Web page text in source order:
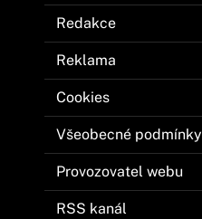
Redakce
Reklama
Cookies
Všeobecné podmínky
Provozovatel webu
RSS kanál